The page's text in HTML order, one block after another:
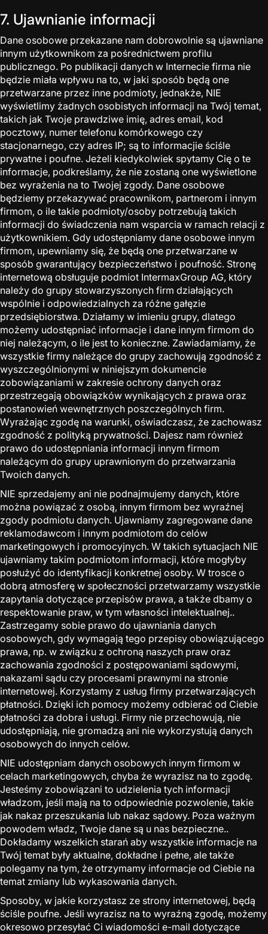
7. Ujawnianie informacji
Dane osobowe przekazane nam dobrowolnie są ujawniane
innym użytkownikom za pośrednictwem profilu
publicznego. Po publikacji danych w Internecie firma nie
będzie miała wpływu na to, w jaki sposób będą one
przetwarzane przez inne podmioty, jednakże, NIE
wyświetlimy żadnych osobistych informacji na Twój temat,
takich jak Twoje prawdziwe imię, adres email, kod
pocztowy, numer telefonu komórkowego czy
stacjonarnego, czy adres IP; są to informacjie ściśle
prywatne i poufne. Jeżeli kiedykolwiek spytamy Cię o te
informacje, podkreślamy, że nie zostaną one wyświetlone
bez wyrażenia na to Twojej zgody. Dane osobowe
będziemy przekazywać pracownikom, partnerom i innym
firmom, o ile takie podmioty/osoby potrzebują takich
informacji do świadczenia nam wsparcia w ramach relacji z
użytkownikiem. Gdy udostępniamy dane osobowe innym
firmom, upewniamy się, że będą one przetwarzane w
sposób gwarantujący bezpieczeństwo i poufność. Stronę
internetową obsługuje podmiot IntermaxGroup AG, który
należy do grupy stowarzyszonych firm działających
wspólnie i odpowiedzialnych za różne gałęzie
przedsiębiorstwa. Działamy w imieniu grupy, dlatego
możemy udostępniać informacje i dane innym firmom do
niej należącym, o ile jest to konieczne. Zawiadamiamy, że
wszystkie firmy należące do grupy zachowują zgodność z
wyszczególnionymi w niniejszym dokumencie
zobowiązaniami w zakresie ochrony danych oraz
przestrzegają obowiązków wynikających z prawa oraz
postanowień wewnętrznych poszczególnych firm.
Wyrażając zgodę na warunki, oświadczasz, że zachowasz
zgodność z polityką prywatności. Dajesz nam również
prawo do udostępniania informacji innym firmom
należącym do grupy uprawnionym do przetwarzania
Twoich danych.
NIE sprzedajemy ani nie podnajmujemy danych, które
można powiązać z osobą, innym firmom bez wyraźnej
zgody podmiotu danych. Ujawniamy zagregowane dane
reklamodawcom i innym podmiotom do celów
marketingowych i promocyjnych. W takich sytuacjach NIE
ujawniamy takim podmiotom informacji, które mogłyby
posłużyć do identyfikacji konkretnej osoby. W trosce o
dobrą atmosferę w społeczności przetwarzamy wszystkie
zapytania dotyczące przepisów prawa, a także dbamy o
respektowanie praw, w tym własności intelektualnej..
Zastrzegamy sobie prawo do ujawniania danych
osobowych, gdy wymagają tego przepisy obowiązującego
prawa, np. w związku z ochroną naszych praw oraz
zachowania zgodności z postępowaniami sądowymi,
nakazami sądu czy procesami prawnymi na stronie
internetowej. Korzystamy z usług firmy przetwarzających
płatności. Dzięki ich pomocy możemy odbierać od Ciebie
płatności za dobra i usługi. Firmy nie przechowują, nie
udostępniają, nie gromadzą ani nie wykorzystują danych
osobowych do innych celów.
NIE udostępniam danych osobowych innym firmom w
celach marketingowych, chyba że wyrazisz na to zgodę.
Jesteśmy zobowiązani to udzielenia tych informacji
władzom, jeśli mają na to odpowiednie pozwolenie, takie
jak nakaz przeszukania lub nakaz sądowy. Poza ważnym
powodem władz, Twoje dane są u nas bezpieczne..
Dokładamy wszelkich starań aby wszystkie informacje na
Twój temat były aktualne, dokładne i pełne, ale także
polegamy na tym, że otrzymamy informacje od Ciebie na
temat zmiany lub wykasowania danych.
Sposoby, w jakie korzystasz ze strony internetowej, będą
ściśle poufne. Jeśli wyrazisz na to wyraźną zgodę, możemy
okresowo przesyłać Ci wiadomości e-mail dotyczące